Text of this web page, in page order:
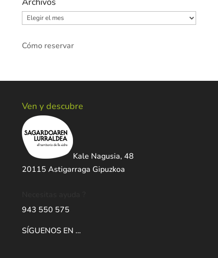
Archivos
Cómo reservar
Ven y descubre
Kale Nagusia, 48
20115 Astigarraga Gipuzkoa
943 550 575
SÍGUENOS EN …